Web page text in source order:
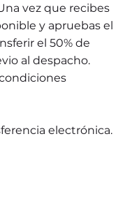
vez que recibes
y apruebas el
el 50% de
al despacho.
electrónica.